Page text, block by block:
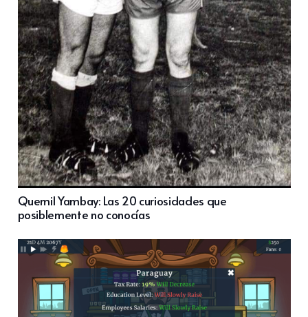
Quemil Yambay: Las 20 curiosidades que
posiblemente no conocías